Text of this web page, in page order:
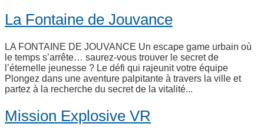
La Fontaine de Jouvance
LA FONTAINE DE JOUVANCE Un escape game urbain où
le temps s’arrête… saurez-vous trouver le secret de
l’éternelle jeunesse ? Le défi qui rajeunit votre équipe
Plongez dans une aventure palpitante à travers la ville et
partez à la recherche du secret de la vitalité...
Mission Explosive VR